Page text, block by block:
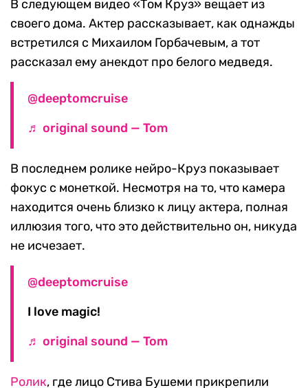
В следующем видео «Том Круз» вещает из
своего дома. Актер рассказывает, как однажды
встретился с Михаилом Горбачевым, а тот
рассказал ему анекдот про белого медведя.
@deeptomcruise
♬ original sound — Tom
В последнем ролике нейро-Круз показывает
фокус с монеткой. Несмотря на то, что камера
находится очень близко к лицу актера, полная
иллюзия того, что это действительно он, никуда
не исчезает.
@deeptomcruise
I love magic!
♬ original sound — Tom
Ролик, где лицо Стива Бушеми прикрепили